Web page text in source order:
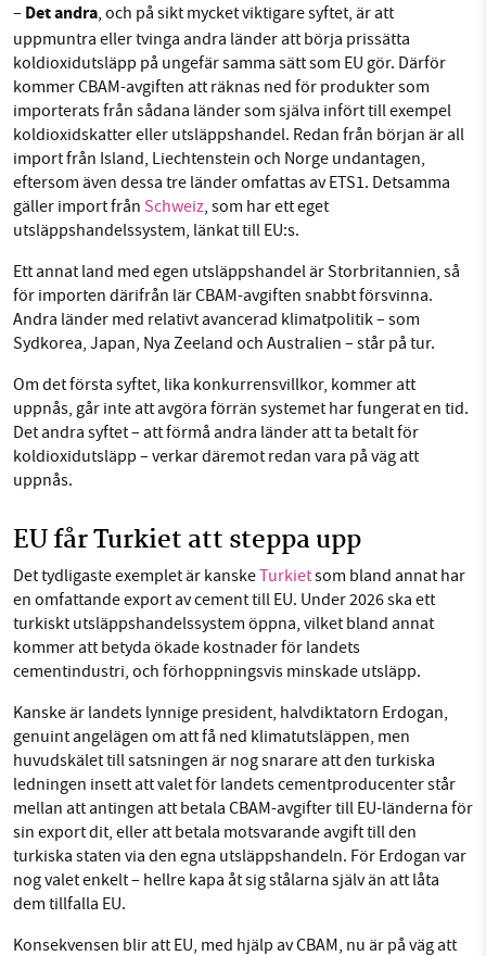
– Det andra, och på sikt mycket viktigare syftet, är att
uppmuntra eller tvinga andra länder att börja prissätta
koldioxidutsläpp på ungefär samma sätt som EU gör. Därför
kommer CBAM-avgiften att räknas ned för produkter som
importerats från sådana länder som själva infört till exempel
koldioxidskatter eller utsläppshandel. Redan från början är all
import från Island, Liechtenstein och Norge undantagen,
eftersom även dessa tre länder omfattas av ETS1. Detsamma
gäller import från Schweiz, som har ett eget
utsläppshandelssystem, länkat till EU:s.
Ett annat land med egen utsläppshandel är Storbritannien, så
för importen därifrån lär CBAM-avgiften snabbt försvinna.
Andra länder med relativt avancerad klimatpolitik – som
Sydkorea, Japan, Nya Zeeland och Australien – står på tur.
Om det första syftet, lika konkurrensvillkor, kommer att
uppnås, går inte att avgöra förrän systemet har fungerat en tid.
Det andra syftet – att förmå andra länder att ta betalt för
koldioxidutsläpp – verkar däremot redan vara på väg att
uppnås.
EU får Turkiet att steppa upp
Det tydligaste exemplet är kanskeTurkietsom bland annat har
en omfattande export av cement till EU. Under 2026 ska ett
turkiskt utsläppshandelssystem öppna, vilket bland annat
kommer att betyda ökade kostnader för landets
cementindustri, och förhoppningsvis minskade utsläpp.
Kanske är landets lynnige president, halvdiktatorn Erdogan,
genuint angelägen om att få ned klimatutsläppen, men
huvudskälet till satsningen är nog snarare att den turkiska
ledningen insett att valet för landets cementproducenter står
mellan att antingen att betala CBAM-avgifter till EU-länderna för
sin export dit, eller att betala motsvarande avgift till den
turkiska staten via den egna utsläppshandeln. För Erdogan var
nog valet enkelt – hellre kapa åt sig stålarna själv än att låta
dem tillfalla EU.
Konsekvensen blir att EU, med hjälp av CBAM, nu är på väg att